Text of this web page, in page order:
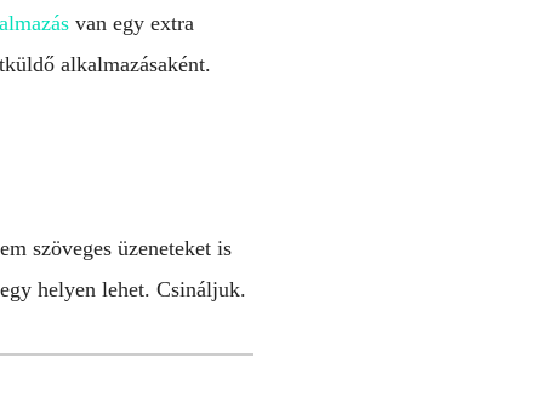
van egy extra
alkalmazásaként.
szöveges üzeneteket is
helyen lehet. Csináljuk.